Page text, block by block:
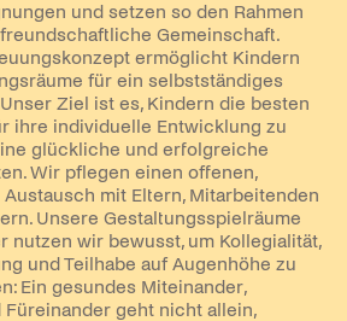
und setzen so den Rahmen
Gemeinschaft.
ermöglicht Kindern
für ein selbstständiges
Ziel ist es, Kindern die besten
ihre individuelle Entwicklung zu
glückliche und erfolgreiche
Wir pflegen einen offenen,
mit Eltern, Mitarbeitenden
Unsere Gestaltungsspielräume
nutzen wir bewusst, um Kollegialität,
und Teilhabe auf Augenhöhe zu
Ein gesundes Miteinander,
geht nicht allein,